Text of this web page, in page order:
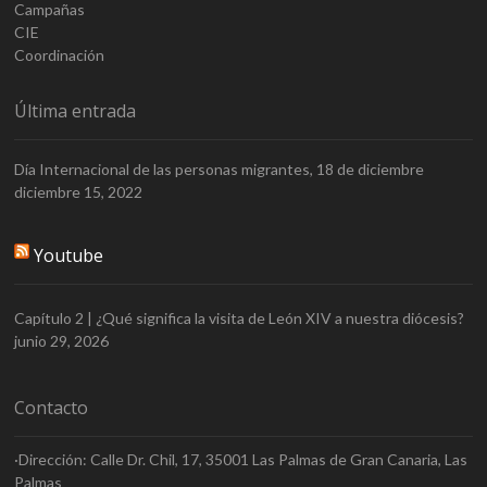
Campañas
CIE
Coordinación
Última entrada
Día Internacional de las personas migrantes, 18 de diciembre
diciembre 15, 2022
Youtube
Capítulo 2 | ¿Qué significa la visita de León XIV a nuestra diócesis?
junio 29, 2026
Contacto
·Dirección: Calle Dr. Chil, 17, 35001 Las Palmas de Gran Canaria, Las
Palmas